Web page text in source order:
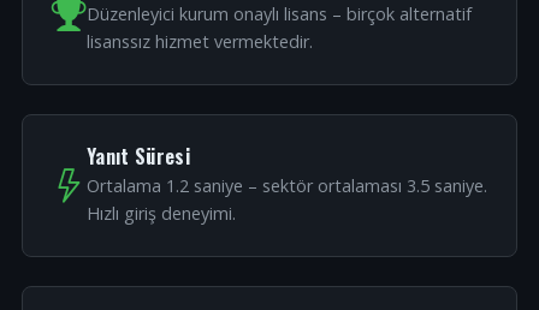
Düzenleyici kurum onaylı lisans – birçok alternatif
lisanssız hizmet vermektedir.
Yanıt Süresi
Ortalama 1.2 saniye – sektör ortalaması 3.5 saniye.
Hızlı giriş deneyimi.